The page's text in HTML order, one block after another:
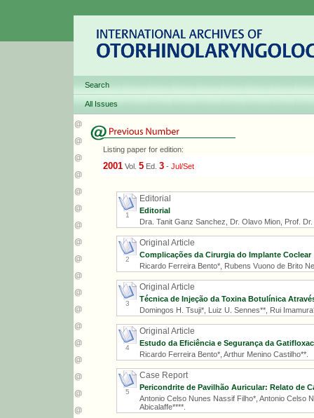
Search
All Issues
Listing paper for edition:
2001 Vol. 5 Ed. 3 - Jul/Set
1
Editorial
Editorial
Dra. Tanit Ganz Sanchez, Dr. Olavo Mion, Prof.
2
Original Article
Complicações da Cirurgia do Implante Coclear
Ricardo Ferreira Bento*, Rubens Vuono de Brito
3
Original Article
Técnica de Injeção da Toxina Botulínica
Domingos H. Tsuji*, Luiz U. Sennes**, Rui
4
Original Article
Estudo da Eficiência e Segurança da
Ricardo Ferreira Bento*, Arthur Menino Castilho**.
5
Case Report
Pericondrite de Pavilhão Auricular: Relato de
Antonio Celso Nunes Nassif Filho*, Antonio Celso
Abicalaffe****.